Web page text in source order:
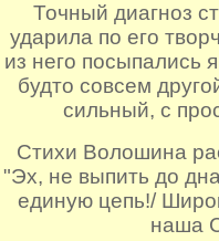
Точный диагноз
ударила по его
из него посыпались
будто совсем
сильный, с
Стихи Волошина
"Эх, не выпить до
единую цепь!/
наша